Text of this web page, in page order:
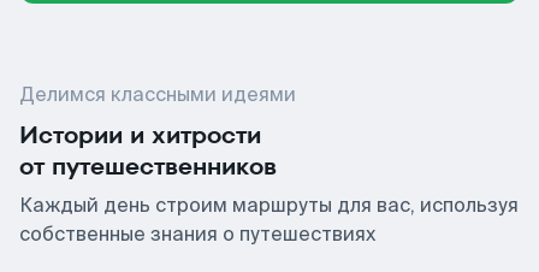
Делимся классными идеями
Истории и хитрости
от путешественников
Каждый день строим маршруты для вас, используя
собственные знания о путешествиях